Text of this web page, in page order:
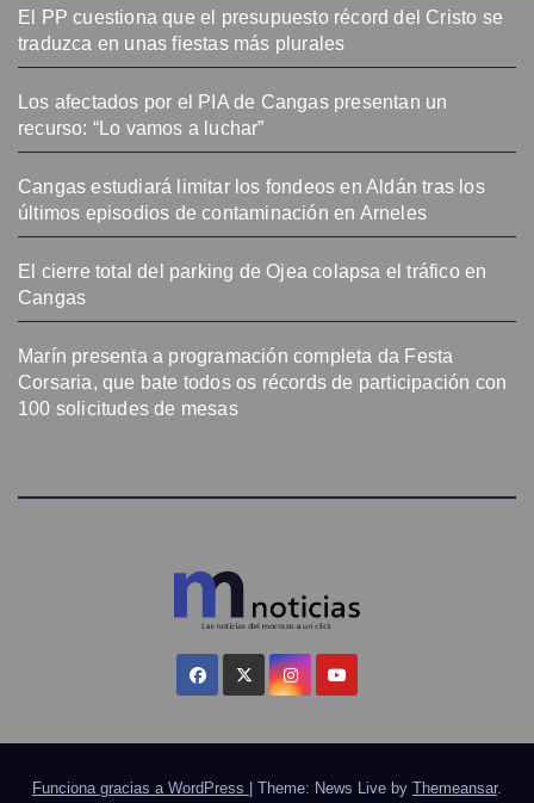
El PP cuestiona que el presupuesto récord del Cristo se
traduzca en unas fiestas más plurales
Los afectados por el PIA de Cangas presentan un
recurso: “Lo vamos a luchar”
Cangas estudiará limitar los fondeos en Aldán tras los
últimos episodios de contaminación en Arneles
El cierre total del parking de Ojea colapsa el tráfico en
Cangas
Marín presenta a programación completa da Festa
Corsaria, que bate todos os récords de participación con
100 solicitudes de mesas
Funciona gracias a WordPress Theme: News Live by Themeansar.